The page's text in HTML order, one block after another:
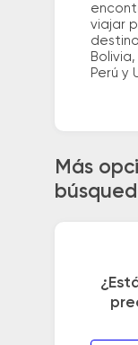
viajar
Perú y
Más